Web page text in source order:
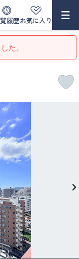
履歴お気に入り
た。